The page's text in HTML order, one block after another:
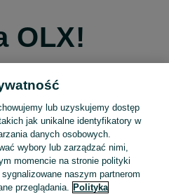
OLX!
przez Facebooka
przez konto Apple
konto Google
lub uzyskujemy dostęp
jak unikalne identyfikatory w
danych osobowych.
wybory lub zarządzać nimi,
momencie na stronie polityki
naszym partnerom
przeglądania.
Polityka